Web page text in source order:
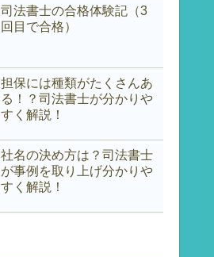
司法書士の合格体験記（3
回目で合格）
担保には種類がたくさんあ
る！？司法書士が分かりや
すく解説！
社名の決め方は？司法書士
が事例を取り上げ分かりや
すく解説！